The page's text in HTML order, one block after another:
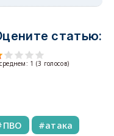
статью:
1 (3 голосов)
ПВО атака